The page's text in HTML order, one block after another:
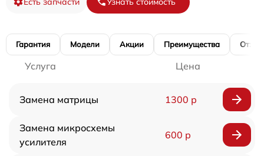
Гарантия Модели Акции Преимущества
Услуга Цена
Замена матрицы 1300 р
Замена микросхемы
усилителя
600 р